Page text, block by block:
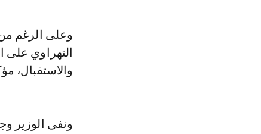
وعلى الرغم
التهراوي على
والاستقبال،
ونفى الوزير